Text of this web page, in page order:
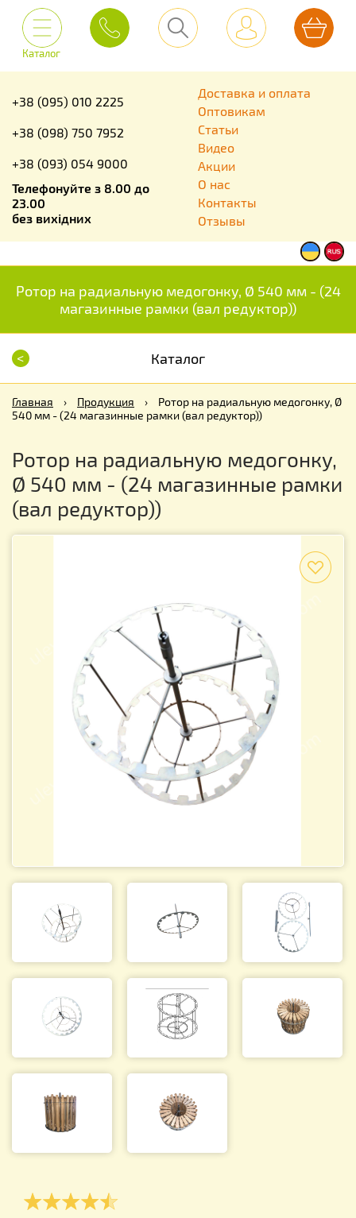
Каталог
+38 (095) 010 2225
+38 (098) 750 7952
+38 (093) 054 9000
Телефонуйте з 8.00 до
23.00
без вихідних
Доставка и оплата
Оптовикам
Статьи
Видео
Акции
О нас
Контакты
Отзывы
Ротор на радиальную медогонку, Ø 540 мм - (24
магазинные рамки (вал редуктор))
< Каталог
Главная › Продукция ›
Ротор на радиальную медогонку, Ø
540 мм - (24 магазинные рамки (вал редуктор))
Ротор на радиальную медогонку,
Ø 540 мм - (24 магазинные рамки
(вал редуктор))